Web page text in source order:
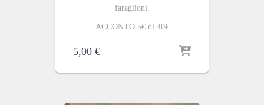
faraglioni.
ACCONTO 5€ di 40€
5,00 €